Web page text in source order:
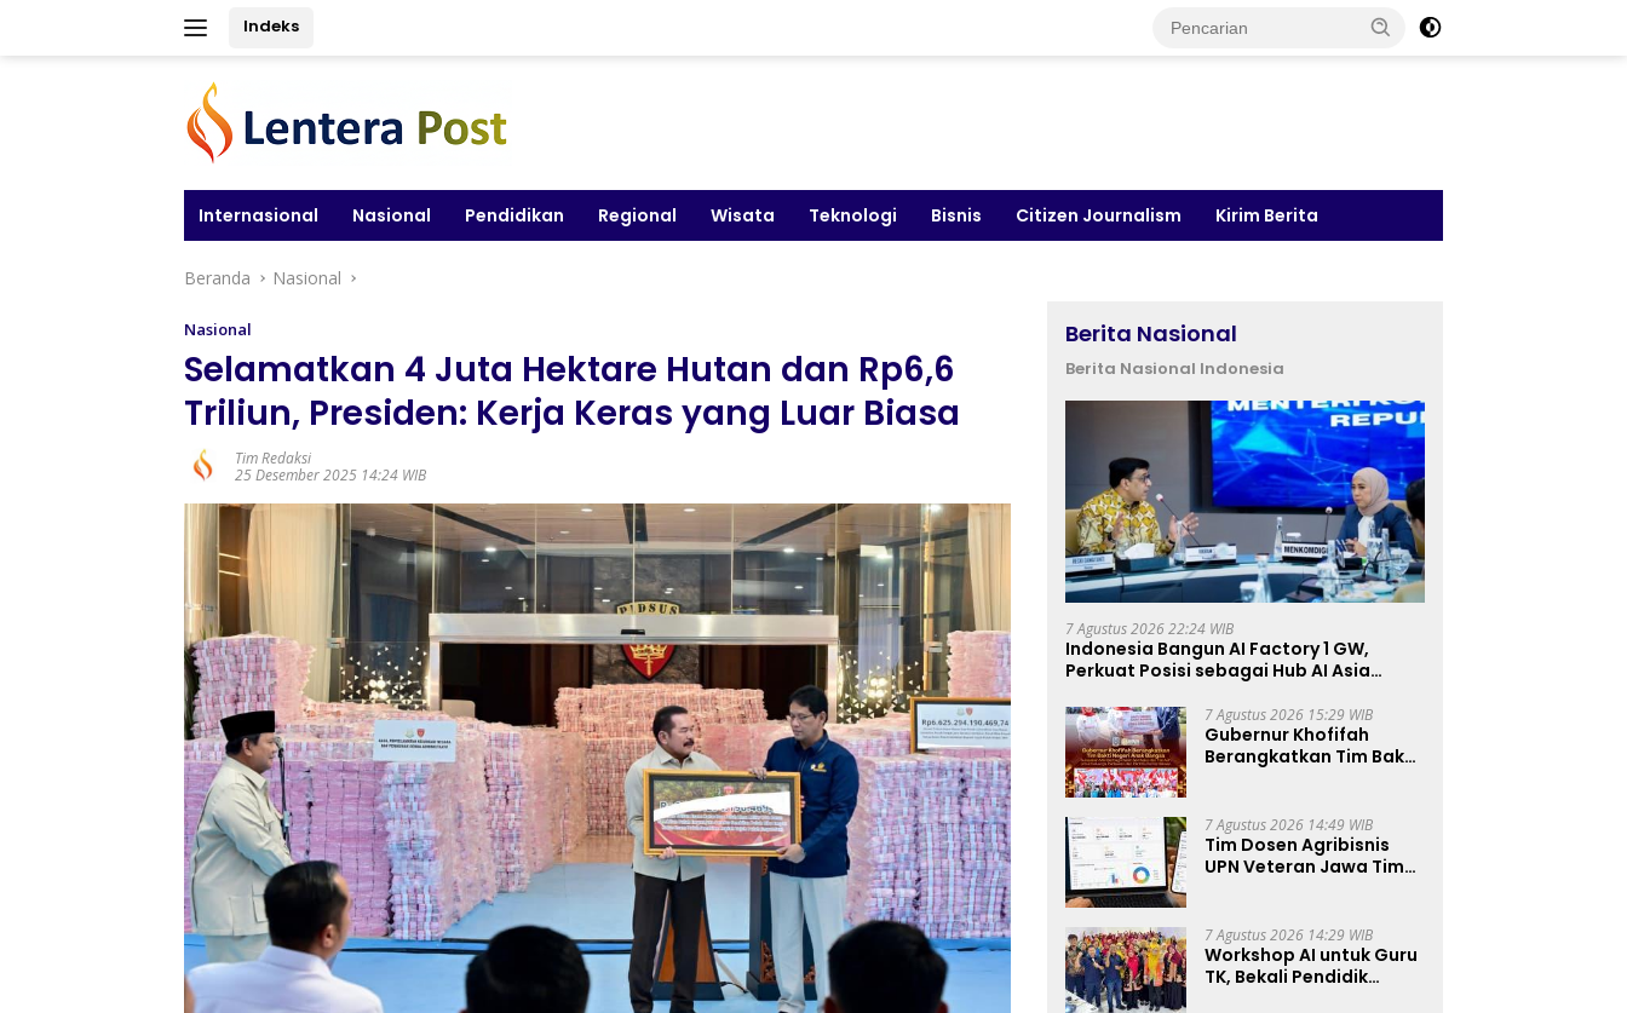
Indeks
Internasional Nasional Pendidikan Regional Wisata Teknologi Bisnis Citizen Journalism Kirim Berita
Beranda Nasional
Nasional
Selamatkan 4 Juta Hektare Hutan dan Rp6,6
Triliun, Presiden: Kerja Keras yang Luar Biasa
Tim Redaksi
25 Desember 2025 14:24 WIB
Berita Nasional
Berita Nasional Indonesia
7 Agustus 2026 22:24 WIB
Indonesia Bangun AI Factory 1 GW,
Perkuat Posisi sebagai Hub AI Asia
7 Agustus 2026 15:29 WIB
Gubernur Khofifah
Berangkatkan Tim Bakti
untuk Keluarga
Pahlawan dan Perintis
Kemerdekaan
7 Agustus 2026 14:49 WIB
Tim Dosen Agribisnis
UPN Veteran Jawa Timur
untuk Kelompok Tani
dan UMKM
7 Agustus 2026 14:29 WIB
Workshop AI untuk Guru
TK, Bekali Pendidik